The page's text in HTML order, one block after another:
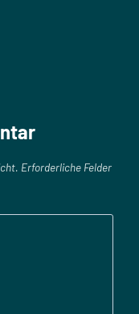
Erforderliche Felder